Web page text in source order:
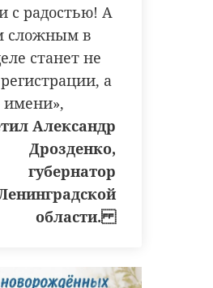
с радостью! А
сложным в
станет не
а
Александр
Дрозденко,
губернатор
области.